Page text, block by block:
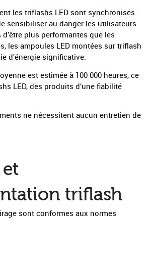
les triflashs LED sont synchronisés
sensibiliser au danger les utilisateurs
plus performantes que les
les ampoules LED montées sur triflash
d’énergie significative.
est estimée à 100 000 heures, ce
LED, des produits d’une fiabilité
ne nécessitent aucun entretien de
triflash
sont conformes aux normes